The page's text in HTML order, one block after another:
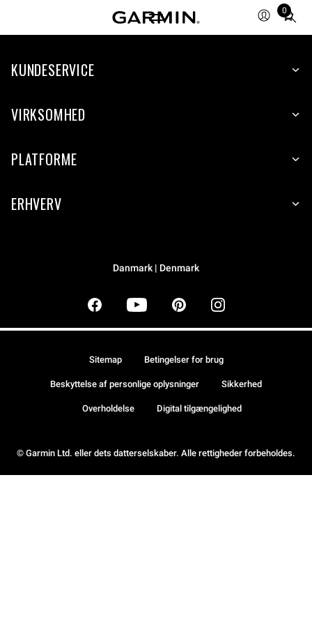
0
Total
items
cart:
KUNDESERVICE
VIRKSOMHED
PLATFORME
ERHVERV
Danmark | Denmark
© Garmin Ltd. eller dets datterselskaber. Alle rettigheder forbeholdes.
Sitemap Betingelser for brug
Beskyttelse af personlige oplysninger Sikkerhed
Overholdelse Digital tilgængelighed